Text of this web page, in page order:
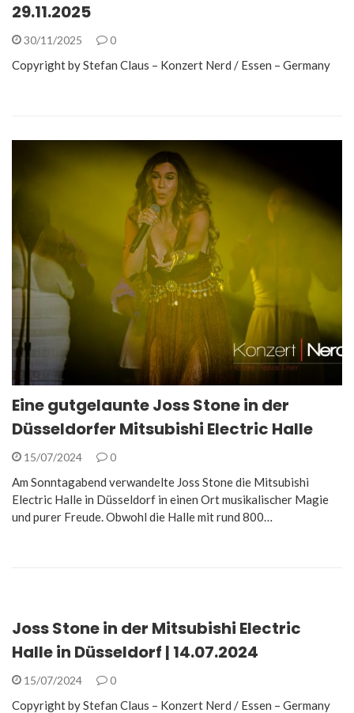
29.11.2025
30/11/2025 0
Copyright by Stefan Claus – Konzert Nerd / Essen – Germany
Eine gutgelaunte Joss Stone in der
Düsseldorfer Mitsubishi Electric Halle
15/07/2024 0
Am Sonntagabend verwandelte Joss Stone die Mitsubishi
Electric Halle in Düsseldorf in einen Ort musikalischer Magie
und purer Freude. Obwohl die Halle mit rund 800…
Joss Stone in der Mitsubishi Electric
Halle in Düsseldorf | 14.07.2024
15/07/2024 0
Copyright by Stefan Claus – Konzert Nerd / Essen – Germany